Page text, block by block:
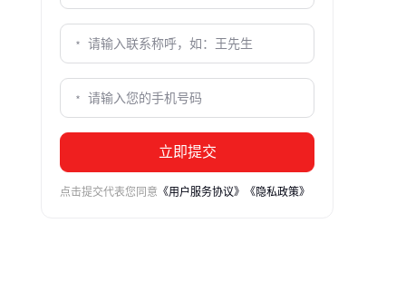
立即提交
点击提交代表您同意 《用户服务协议》 《隐私政策》